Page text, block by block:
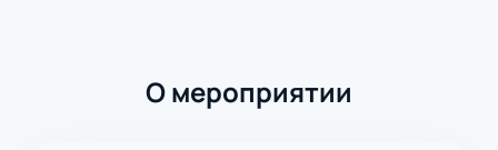
О мероприятии